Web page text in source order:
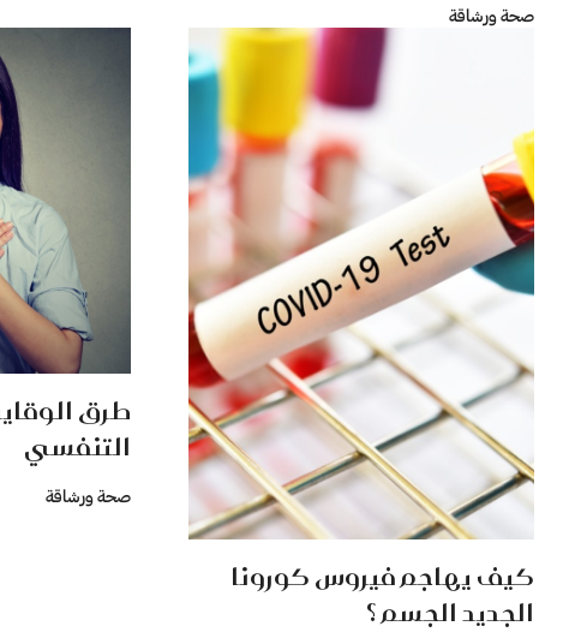
صحة ورشاقة
كيف يهاجم فيروس كورونا
الجديد الجسم ؟
طرق
التنفسي
صحة ورشاقة